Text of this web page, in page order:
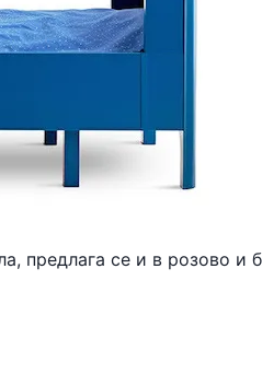
предлага се и в розово и